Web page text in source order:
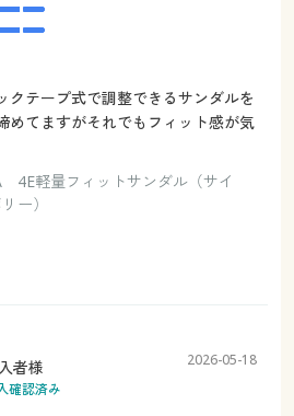
クテープ式で調整できるサンダルを
てますがそれでもフィット感が気
4E軽量フィットサンダル（サイ
ー）
者様
確認済み
2026-05-18